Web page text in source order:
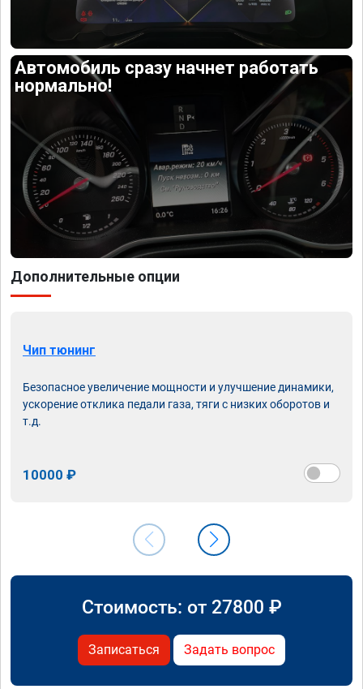
Автомобиль сразу начнет работать
нормально!
Дополнительные опции
Чип тюнинг
Безопасное увеличение мощности и улучшение динамики,
ускорение отклика педали газа, тяги с низких оборотов и
т.д.
10000 ₽
Стоимость: от 27800 ₽
Записаться Задать вопрос